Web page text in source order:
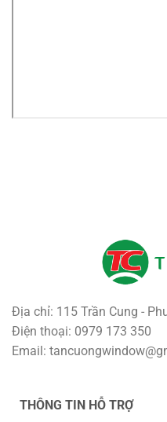
Địa chỉ: 115 Trần Cung -
Điện thoại: 0979 173 350
Email:
THÔNG TIN HỖ TRỢ